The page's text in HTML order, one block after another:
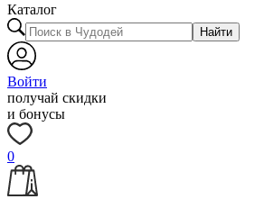
Каталог
Найти
Войти
получай скидки
и бонусы
0